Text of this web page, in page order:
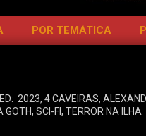
POR TEMÁTICA
2023, 4 CAVEIRAS,
GOTH, SCI-FI, TERROR NA ILHA